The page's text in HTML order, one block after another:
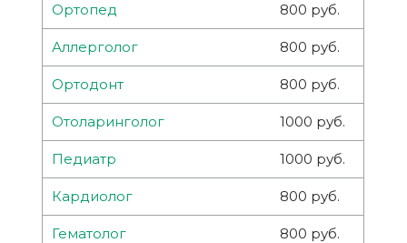
Ортопед 800 руб.
Аллерголог 800 руб.
Ортодонт 800 руб.
Отоларинголог 1000 руб.
Педиатр 1000 руб.
Кардиолог 800 руб.
Гематолог 800 руб.